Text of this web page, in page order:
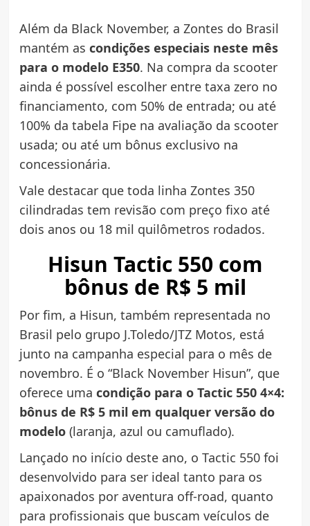
Além da Black November, a Zontes do Brasil
mantém as condições especiais neste mês
para o modelo E350. Na compra da scooter
ainda é possível escolher entre taxa zero no
financiamento, com 50% de entrada; ou até
100% da tabela Fipe na avaliação da scooter
usada; ou até um bônus exclusivo na
concessionária.
Vale destacar que toda linha Zontes 350
cilindradas tem revisão com preço fixo até
dois anos ou 18 mil quilômetros rodados.
Hisun Tactic 550 com
bônus de R$ 5 mil
Por fim, a Hisun, também representada no
Brasil pelo grupo J.Toledo/JTZ Motos, está
junto na campanha especial para o mês de
novembro. É o “Black November Hisun”, que
oferece uma condição para o Tactic 550 4×4:
bônus de R$ 5 mil em qualquer versão do
modelo (laranja, azul ou camuflado).
Lançado no início deste ano, o Tactic 550 foi
desenvolvido para ser ideal tanto para os
apaixonados por aventura off-road, quanto
para profissionais que buscam veículos de